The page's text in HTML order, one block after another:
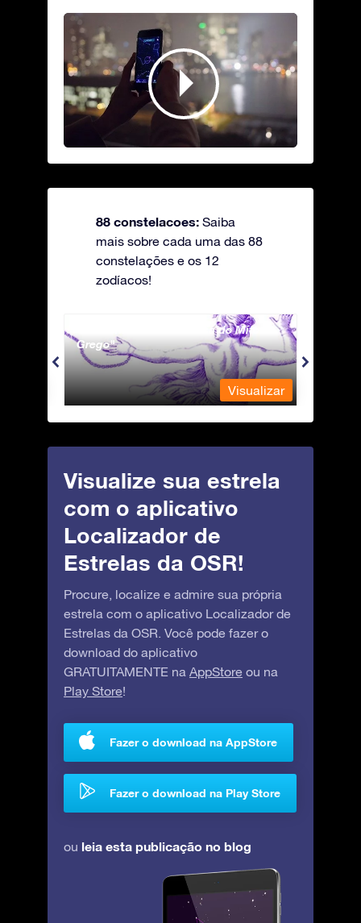
88 constelacoes: Saiba
mais sobre cada uma das 88
constelações e os 12
zodíacos!
Andromeda - A Princesa do Mito
Grego
Visualizar
Visualize sua estrela
com o aplicativo
Localizador de
Estrelas da OSR!
Procure, localize e admire sua própria
estrela com o aplicativo Localizador de
Estrelas da OSR. Você pode fazer o
download do aplicativo
GRATUITAMENTE na AppStore ou na
Play Store!
Fazer o download na AppStore
Fazer o download na Play Store
ou leia esta publicação no blog